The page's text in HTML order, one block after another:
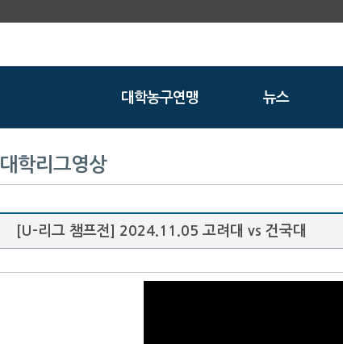
대학농구연맹 뉴스
대학리그영상
[U-리그 챔프전] 2024.11.05 고려대 vs 건국대